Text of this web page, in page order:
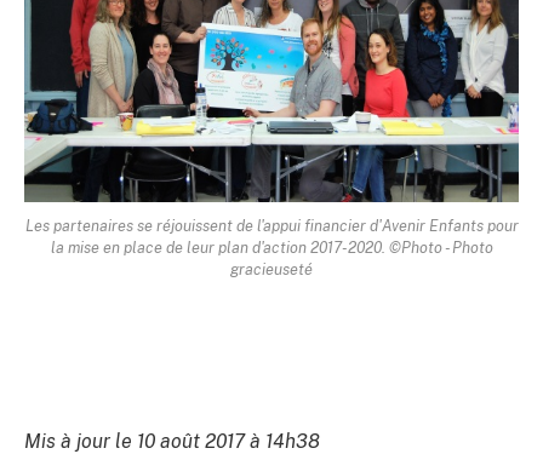
Les partenaires se réjouissent de l'appui financier d'Avenir Enfants pour
la mise en place de leur plan d'action 2017-2020. ©Photo - Photo
gracieuseté
Mis à jour le 10 août 2017 à 14h38